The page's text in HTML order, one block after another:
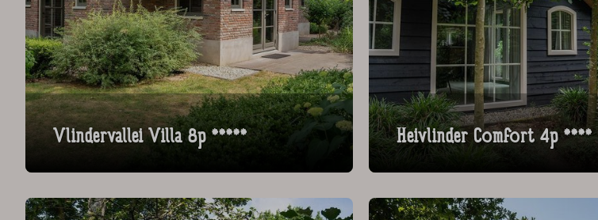
Vlindervallei Villa 8p ***** Heivlinder Comfort 4p ****